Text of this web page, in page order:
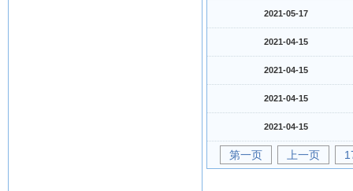
2021-05-17
2021-04-15
2021-04-15
2021-04-15
2021-04-15
第一页 上一页